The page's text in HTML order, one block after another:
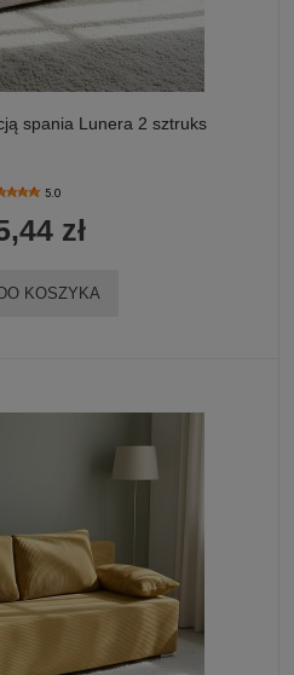
spania Lunera 2 sztruks
5.0
zł
DO KOSZYKA